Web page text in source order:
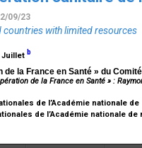
09/23
with limited resources
Juillet b
la France en Santé » du
de la France en Santé » :
de l’Académie nationale
de l’Académie nationale